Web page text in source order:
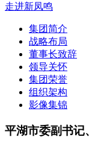
走进新凤鸣
集团简介
战略布局
董事长致辞
领导关怀
集团荣誉
组织架构
影像集锦
平湖市委副书记